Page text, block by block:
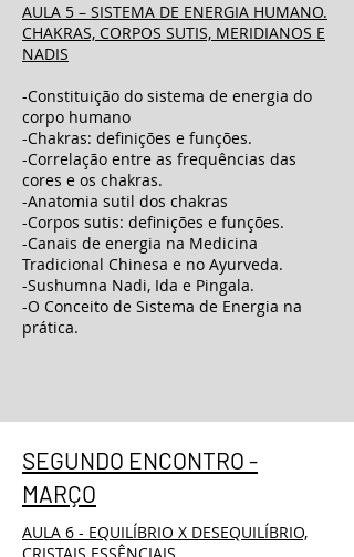
AULA 5 – SISTEMA DE ENERGIA HUMANO.
CHAKRAS, CORPOS SUTIS, MERIDIANOS E
NADIS
-Constituição do sistema de energia do
corpo humano
-Chakras: definições e funções.
-Correlação entre as frequências das
cores e os chakras.
-Anatomia sutil dos chakras
-Corpos sutis: definições e funções.
-Canais de energia na Medicina
Tradicional Chinesa e no Ayurveda.
-Sushumna Nadi, Ida e Pingala.
-O Conceito de Sistema de Energia na
prática.
SEGUNDO ENCONTRO -
MARÇO
AULA 6 - EQUILÍBRIO X DESEQUILÍBRIO,